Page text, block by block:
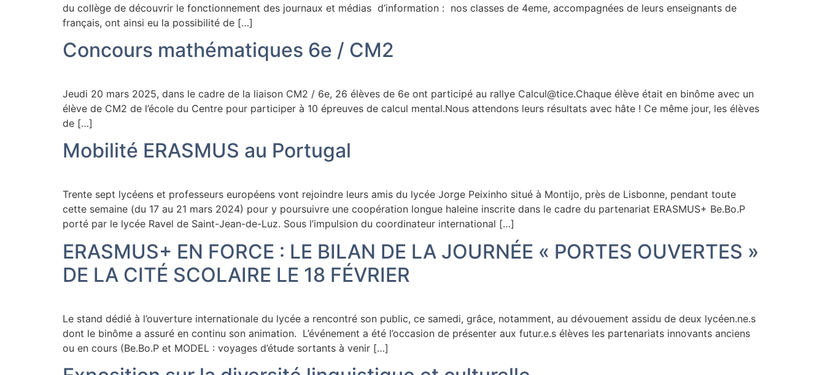
du collège de découvrir le fonctionnement des journaux et médias d’information : nos classes de 4eme, accompagnées de leurs enseignants de
français, ont ainsi eu la possibilité de […]
Concours mathématiques 6e / CM2
Jeudi 20 mars 2025, dans le cadre de la liaison CM2 / 6e, 26 élèves de 6e ont participé au rallye Calcul@tice.Chaque élève était en binôme avec un
élève de CM2 de l’école du Centre pour participer à 10 épreuves de calcul mental.Nous attendons leurs résultats avec hâte ! Ce même jour, les élèves
de […]
Mobilité ERASMUS au Portugal
Trente sept lycéens et professeurs européens vont rejoindre leurs amis du lycée Jorge Peixinho situé à Montijo, près de Lisbonne, pendant toute
cette semaine (du 17 au 21 mars 2024) pour y poursuivre une coopération longue haleine inscrite dans le cadre du partenariat ERASMUS+ Be.Bo.P
porté par le lycée Ravel de Saint-Jean-de-Luz. Sous l’impulsion du coordinateur international […]
ERASMUS+ EN FORCE : LE BILAN DE LA JOURNÉE « PORTES OUVERTES »
DE LA CITÉ SCOLAIRE LE 18 FÉVRIER
Le stand dédié à l’ouverture internationale du lycée a rencontré son public, ce samedi, grâce, notamment, au dévouement assidu de deux lycéen.ne.s
dont le binôme a assuré en continu son animation. L’événement a été l’occasion de présenter aux futur.e.s élèves les partenariats innovants anciens
ou en cours (Be.Bo.P et MODEL : voyages d’étude sortants à venir […]